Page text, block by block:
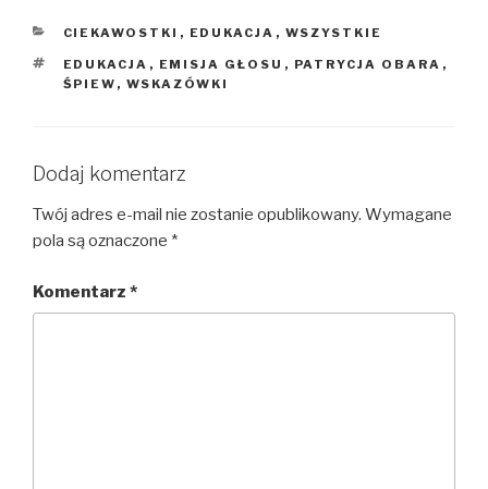
KATEGORIE
CIEKAWOSTKI , EDUKACJA , WSZYSTKIE
TAGI
EDUKACJA , EMISJA GŁOSU , PATRYCJA OBARA ,
ŚPIEW , WSKAZÓWKI
Dodaj komentarz
Twój adres e-mail nie zostanie opublikowany. Wymagane
pola są oznaczone *
Komentarz *